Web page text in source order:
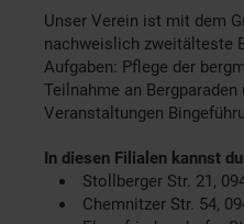
Unser Verein ist mit dem
nachweislich zweitälteste
Aufgaben: Pflege der
Teilnahme an
Veranstaltungen
In diesen Filialen kannst
Stollberger Str. 21,
Chemnitzer Str. 54,